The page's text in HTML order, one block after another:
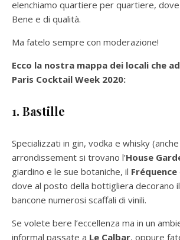
elenchiamo quartiere per quartiere,
Bene e di qualità.
Ma fatelo sempre con moderazione!
Ecco la nostra mappa dei locali che
Paris Cocktail Week 2020:
1. Bastille
Specializzati in gin, vodka e whisky
arrondissement si trovano l’House
giardino e le sue botaniche, il Fréquence
dove al posto della bottigliera decorano
bancone numerosi scaffali di vinili.
Se volete bere l’eccellenza ma in un
informal passate a Le Calbar, oppure